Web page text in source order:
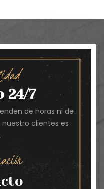
24/7
de horas ni de
clientes es